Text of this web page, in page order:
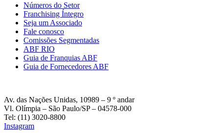
Números do Setor
Franchising Íntegro
Seja um Associado
Fale conosco
Comissões Segmentadas
ABF RIO
Guia de Franquias ABF
Guia de Fornecedores ABF
Av. das Nações Unidas, 10989 – 9 º andar
Vl. Olímpia – São Paulo/SP – 04578-000
Tel: (11) 3020-8800
Instagram